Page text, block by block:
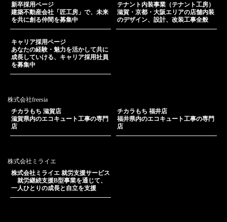
新卒採用ページ
建築不動産会社「匠工房」で、未来
を共に創る仲間を募集中
テナント内装事業（テナント工房）
滋賀・京都・大阪エリアの店舗内装
のデザイン、設計、改装工事全般
キャリア採用ページ
あなたの経験・魅力を活かして共に
成長していける、キャリア採用社員
を募集中
株式会社freesia
チカラもち 滋賀店
滋賀県内のエコキュート工事の専門
店
チカラもち 福井店
福井県内のエコキュート工事の専門
店
株式会社ミライエ
株式会社ミライエ 就労支援サービス
就労継続支援B型事業を通じて、
一人ひとりの成長と自立を支援